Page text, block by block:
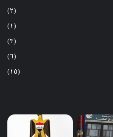
(٢)
(١)
(٣)
(٦)
(١٥)